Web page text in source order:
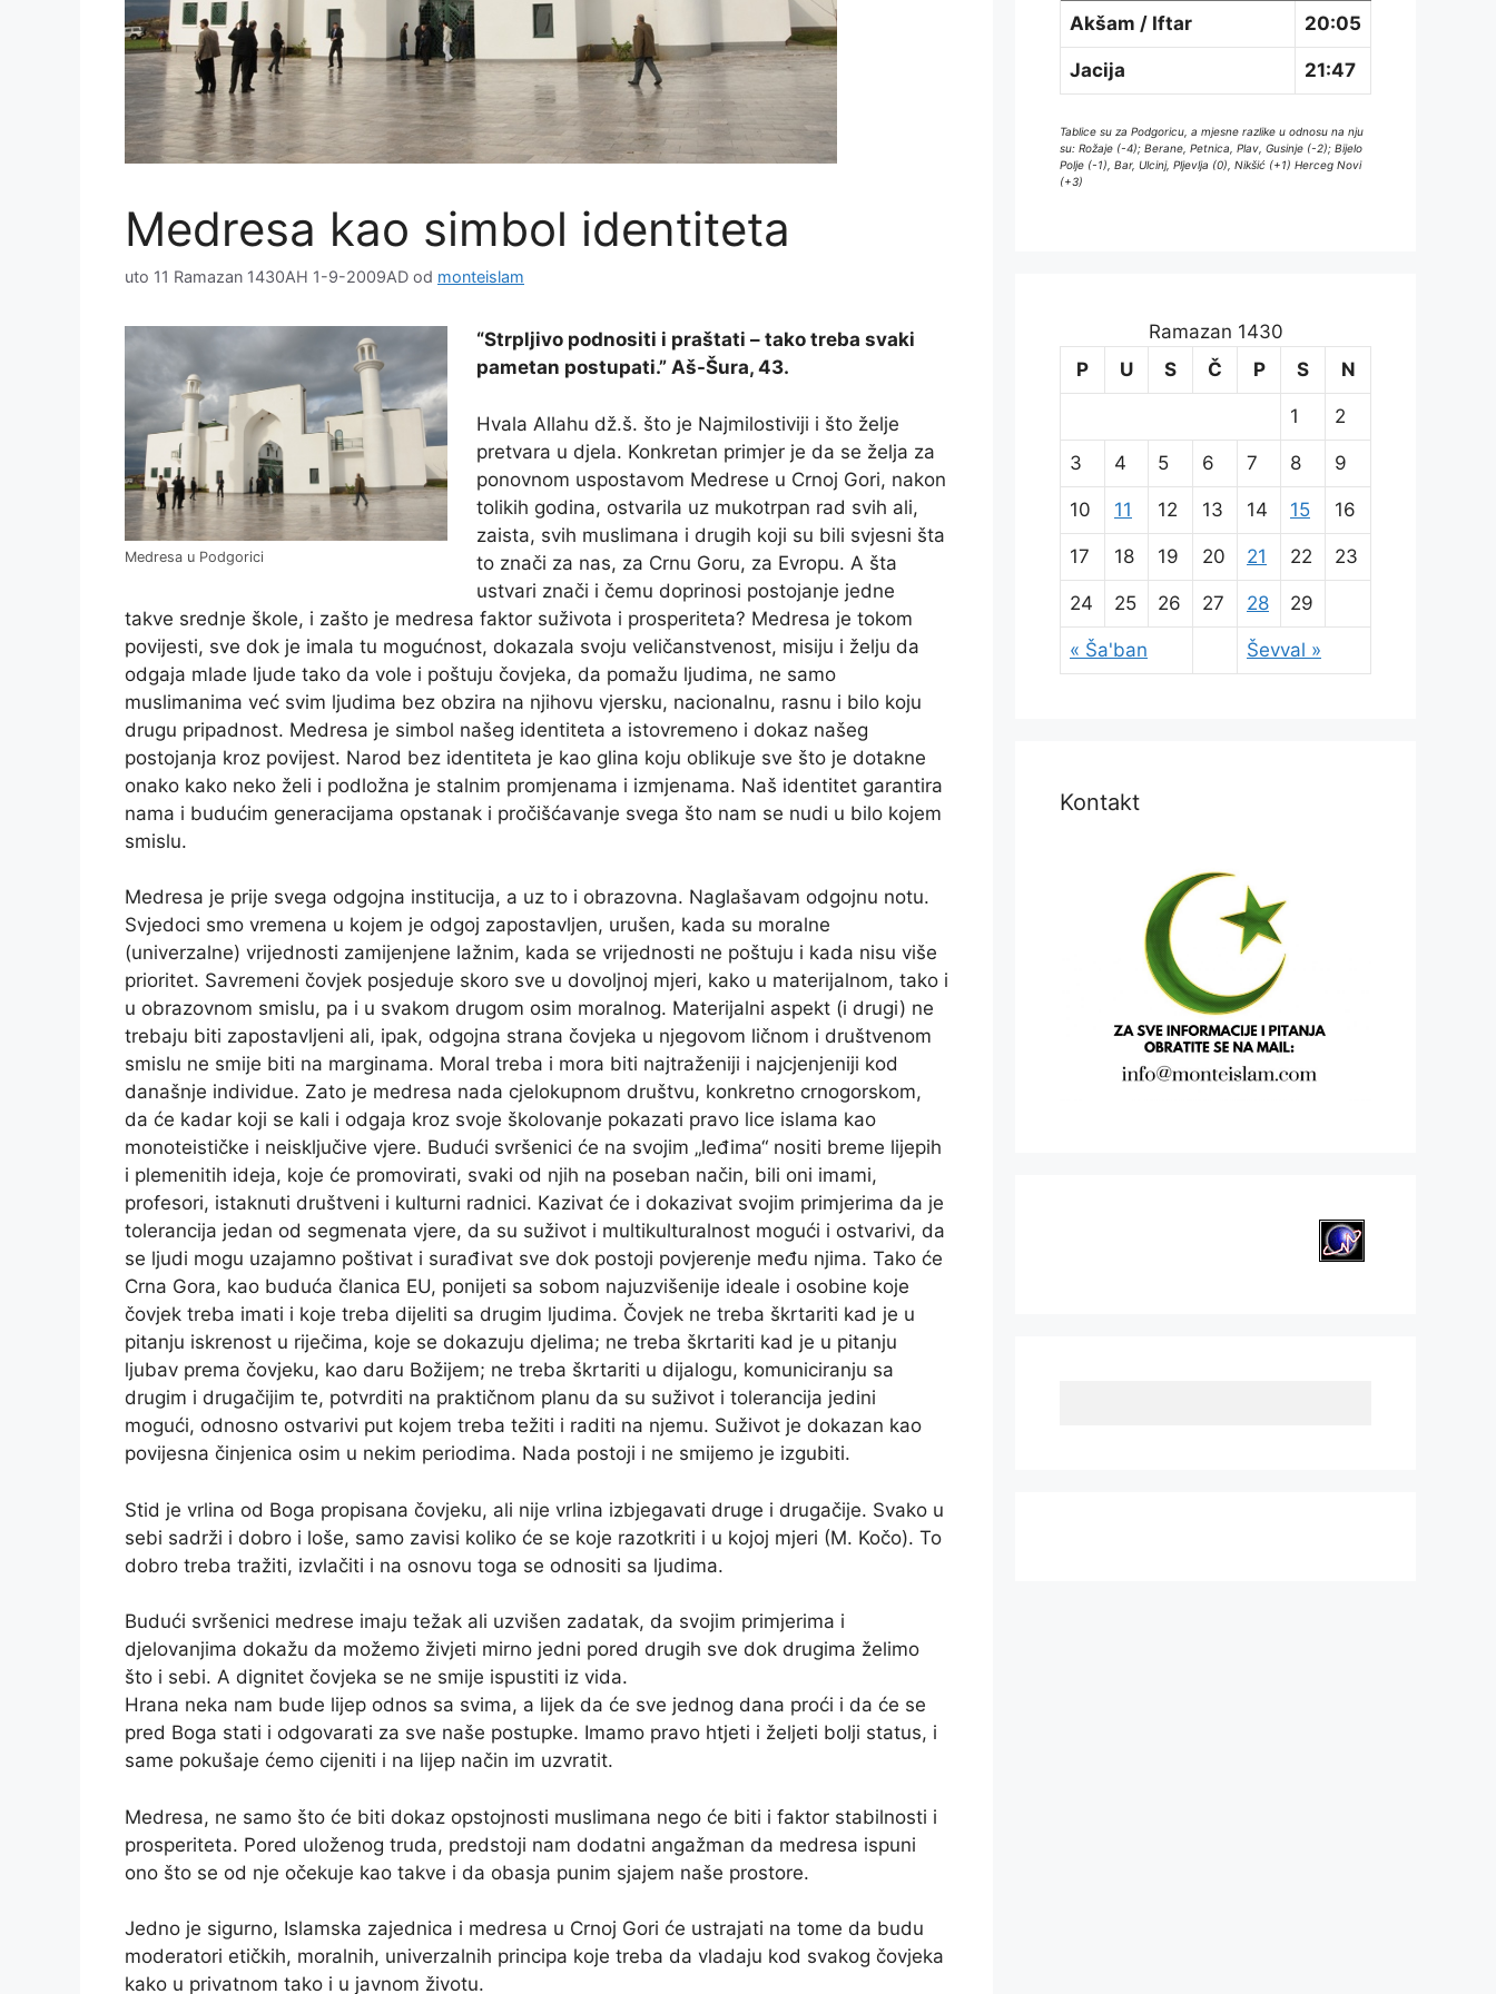
Medresa kao simbol identiteta
uto 11 Ramazan 1430AH 1-9-2009AD od monteislam
Medresa u Podgorici
“Strpljivo podnositi i praštati – tako treba svaki
pametan postupati.” Aš-Šura, 43.
Hvala Allahu dž.š. što je Najmilostiviji i što želje
pretvara u djela. Konkretan primjer je da se želja za
ponovnom uspostavom Medrese u Crnoj Gori, nakon
tolikih godina, ostvarila uz mukotrpan rad svih ali,
zaista, svih muslimana i drugih koji su bili svjesni šta
to znači za nas, za Crnu Goru, za Evropu. A šta
ustvari znači i čemu doprinosi postojanje jedne
takve srednje škole, i zašto je medresa faktor suživota i prosperiteta? Medresa je tokom
povijesti, sve dok je imala tu mogućnost, dokazala svoju veličanstvenost, misiju i želju da
odgaja mlade ljude tako da vole i poštuju čovjeka, da pomažu ljudima, ne samo
muslimanima već svim ljudima bez obzira na njihovu vjersku, nacionalnu, rasnu i bilo koju
drugu pripadnost. Medresa je simbol našeg identiteta a istovremeno i dokaz našeg
postojanja kroz povijest. Narod bez identiteta je kao glina koju oblikuje sve što je dotakne
onako kako neko želi i podložna je stalnim promjenama i izmjenama. Naš identitet garantira
nama i budućim generacijama opstanak i pročišćavanje svega što nam se nudi u bilo kojem
smislu.
Medresa je prije svega odgojna institucija, a uz to i obrazovna. Naglašavam odgojnu notu.
Svjedoci smo vremena u kojem je odgoj zapostavljen, urušen, kada su moralne
(univerzalne) vrijednosti zamijenjene lažnim, kada se vrijednosti ne poštuju i kada nisu više
prioritet. Savremeni čovjek posjeduje skoro sve u dovoljnoj mjeri, kako u materijalnom, tako i
u obrazovnom smislu, pa i u svakom drugom osim moralnog. Materijalni aspekt (i drugi) ne
trebaju biti zapostavljeni ali, ipak, odgojna strana čovjeka u njegovom ličnom i društvenom
smislu ne smije biti na marginama. Moral treba i mora biti najtraženiji i najcjenjeniji kod
današnje individue. Zato je medresa nada cjelokupnom društvu, konkretno crnogorskom,
da će kadar koji se kali i odgaja kroz svoje školovanje pokazati pravo lice islama kao
monoteističke i neisključive vjere. Budući svršenici će na svojim „leđima“ nositi breme lijepih
i plemenitih ideja, koje će promovirati, svaki od njih na poseban način, bili oni imami,
profesori, istaknuti društveni i kulturni radnici. Kazivat će i dokazivat svojim primjerima da je
tolerancija jedan od segmenata vjere, da su suživot i multikulturalnost mogući i ostvarivi, da
se ljudi mogu uzajamno poštivat i surađivat sve dok postoji povjerenje među njima. Tako će
Crna Gora, kao buduća članica EU, ponijeti sa sobom najuzvišenije ideale i osobine koje
čovjek treba imati i koje treba dijeliti sa drugim ljudima. Čovjek ne treba škrtariti kad je u
pitanju iskrenost u riječima, koje se dokazuju djelima; ne treba škrtariti kad je u pitanju
ljubav prema čovjeku, kao daru Božijem; ne treba škrtariti u dijalogu, komuniciranju sa
drugim i drugačijim te, potvrditi na praktičnom planu da su suživot i tolerancija jedini
mogući, odnosno ostvarivi put kojem treba težiti i raditi na njemu. Suživot je dokazan kao
povijesna činjenica osim u nekim periodima. Nada postoji i ne smijemo je izgubiti.
Stid je vrlina od Boga propisana čovjeku, ali nije vrlina izbjegavati druge i drugačije. Svako u
sebi sadrži i dobro i loše, samo zavisi koliko će se koje razotkriti i u kojoj mjeri (M. Kočo). To
dobro treba tražiti, izvlačiti i na osnovu toga se odnositi sa ljudima.
Budući svršenici medrese imaju težak ali uzvišen zadatak, da svojim primjerima i
djelovanjima dokažu da možemo živjeti mirno jedni pored drugih sve dok drugima želimo
što i sebi. A dignitet čovjeka se ne smije ispustiti iz vida.
Hrana neka nam bude lijep odnos sa svima, a lijek da će sve jednog dana proći i da će se
pred Boga stati i odgovarati za sve naše postupke. Imamo pravo htjeti i željeti bolji status, i
same pokušaje ćemo cijeniti i na lijep način im uzvratit.
Medresa, ne samo što će biti dokaz opstojnosti muslimana nego će biti i faktor stabilnosti i
prosperiteta. Pored uloženog truda, predstoji nam dodatni angažman da medresa ispuni
ono što se od nje očekuje kao takve i da obasja punim sjajem naše prostore.
Jedno je sigurno, Islamska zajednica i medresa u Crnoj Gori će ustrajati na tome da budu
moderatori etičkih, moralnih, univerzalnih principa koje treba da vladaju kod svakog čovjeka
kako u privatnom tako i u javnom životu.
Akšam / Iftar 20:05
Jacija 21:47
Tablice su za Podgoricu, a mjesne razlike u odnosu na nju
su: Rožaje (-4); Berane, Petnica, Plav, Gusinje (-2); Bijelo
Polje (-1), Bar, Ulcinj, Pljevlja (0), Nikšić (+1) Herceg Novi
(+3)
Ramazan 1430
P
U S Č P S N
« Ša'ban Ševval »
1 2
3 4 5 6 7 8 9
10 11 12 13 14 15 16
17 18 19 20 21 22 23
24 25 26 27 28 29
Kontakt